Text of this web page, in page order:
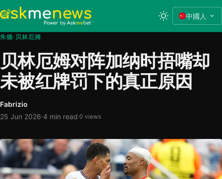
中國人
朱德·贝林厄姆
贝林厄姆对阵加纳时捂嘴却
未被红牌罚下的真正原因
Fabrizio
25 Jun 2026·4 min read·0 views